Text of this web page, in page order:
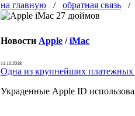
на главную / обратная связь /
Новости Apple /iMac
11.10.2018
Одна из крупнейших платежных
Украденные Apple ID